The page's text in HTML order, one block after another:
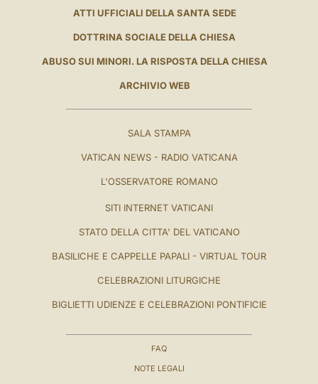
ATTI UFFICIALI DELLA SANTA SEDE
DOTTRINA SOCIALE DELLA CHIESA
ABUSO SUI MINORI. LA RISPOSTA DELLA CHIESA
ARCHIVIO WEB
SALA STAMPA
VATICAN NEWS - RADIO VATICANA
L'OSSERVATORE ROMANO
SITI INTERNET VATICANI
STATO DELLA CITTA' DEL VATICANO
BASILICHE E CAPPELLE PAPALI - VIRTUAL TOUR
CELEBRAZIONI LITURGICHE
BIGLIETTI UDIENZE E CELEBRAZIONI PONTIFICIE
FAQ
NOTE LEGALI